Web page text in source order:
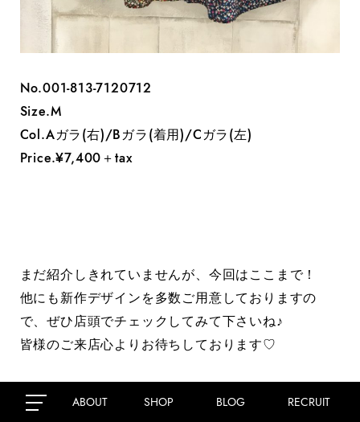
ABOUT SHOP BLOG RECRUIT
No.001-813-7120712
Size.M
Col.Aガラ(右)/Bガラ(着用)/Cガラ(左)
Price.¥7,400＋tax
まだ紹介しきれていませんが、今回はここまで！
他にも新作デザインを多数ご用意しておりますの
で、ぜひ店頭でチェックしてみて下さいね♪
皆様のご来店心よりお待ちしております♡